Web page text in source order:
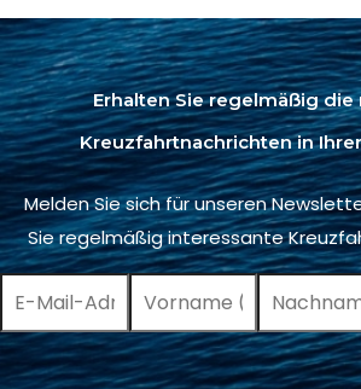
Erhalten Sie regelmäßig die
Kreuzfahrtnachrichten in
Melden Sie sich für unseren
Sie regelmäßig interessante